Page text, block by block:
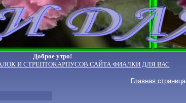
Доброе утро!
И СТРЕПТОКАРПУСОВ САЙТА ФИАЛКИ ДЛЯ ВАС
Главная страница